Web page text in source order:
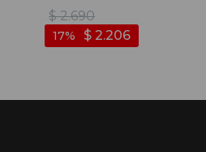
Bordo/blanco - Bordo-
blanco
$ 2.690
$ 2.206
17